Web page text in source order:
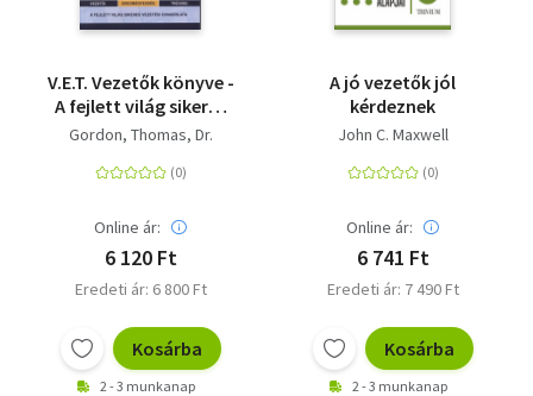
V.E.T. Vezetők könyve -
A fejlett világ sikeres
vezetési gyakorlata
Gordon, Thomas, Dr.
Online ár:
6 120 Ft
Eredeti ár: 6 800 Ft
Kosárba
2 - 3 munkanap
A jó vezetők jól
kérdeznek
John C. Maxwell
Online ár:
6 741 Ft
Eredeti ár: 7 490 Ft
Kosárba
2 - 3 munkanap